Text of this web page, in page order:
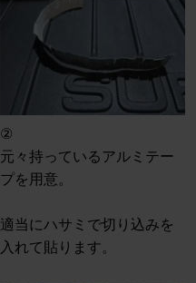
②
元々持っているアルミテー
プを用意。
適当にハサミで切り込みを
入れて貼ります。